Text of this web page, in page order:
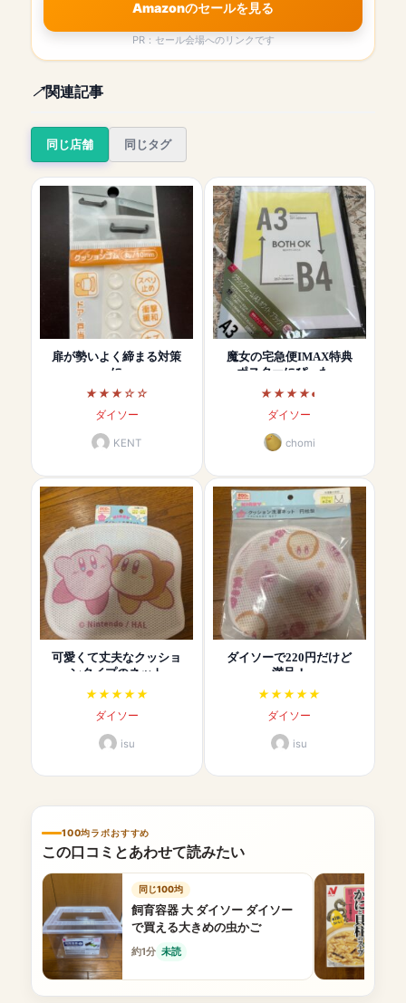
Amazonのセールを見る
PR：セール会場へのリンクです
関連記事
同じ店舗 同じタグ
扉が勢いよく締まる対策
に
ダイソー
KENT
魔女の宅急便IMAX特典
ポスターにぴった…
ダイソー
chomi
可愛くて丈夫なクッショ
ンタイプのネット
ダイソー
isu
ダイソーで220円だけど
満足！
ダイソー
isu
100均ラボおすすめ
この口コミとあわせて読みたい
同じ100均
飼育容器 大 ダイソー ダイソー
で買える大きめの虫かご
約1分 未読